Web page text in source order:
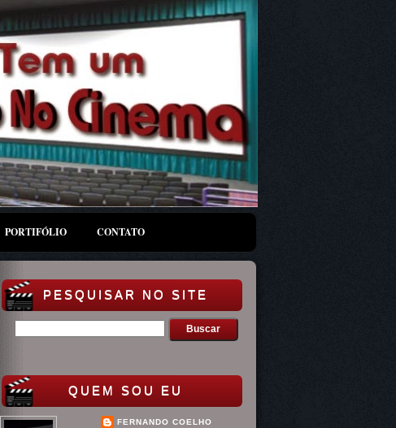
PORTIFÓLIO CONTATO
PESQUISAR NO SITE
QUEM SOU EU
FERNANDO COELHO